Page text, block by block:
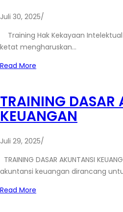
Juli 30, 2025/
Training Hak Kekayaan
ketat mengharuskan…
Read More
TRAINING DASAR
KEUANGAN
Juli 29, 2025/
TRAINING DASAR AKUNTANSI
akuntansi keuangan dirancang
Read More